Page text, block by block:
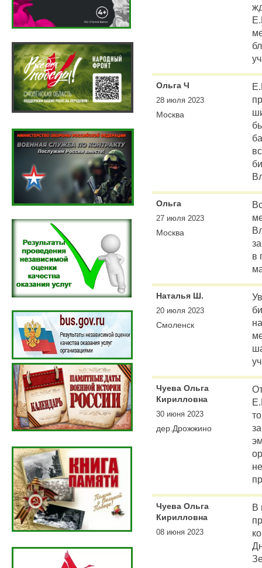
Ольга Ч
28 июля 2023
Москва
Ольга
27 июля 2023
Москва
в
Наталья Ш.
20 июля 2023
Смоленск
Чуева Ольга
Кирилловна
30 июня 2023
дер.Дрожжино
Чуева Ольга
Кирилловна
08 июня 2023
В